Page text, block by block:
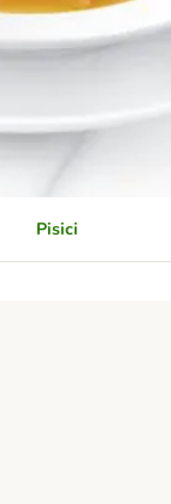
Pisici